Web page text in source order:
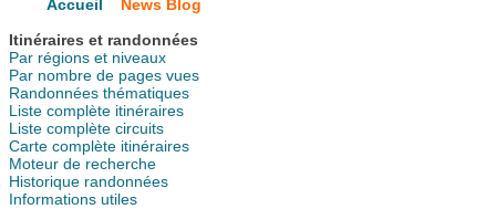
Accueil
News Blog
Itinéraires et randonnées
Par régions et niveaux
Par nombre de pages vues
Randonnées thématiques
Liste complète itinéraires
Liste complète circuits
Carte complète itinéraires
Moteur de recherche
Historique randonnées
Informations utiles